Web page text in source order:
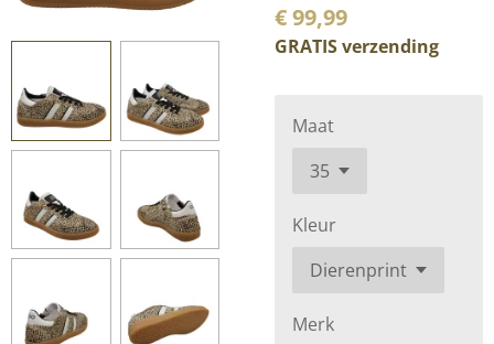
€ 99,99
GRATIS verzending
Maat
Kleur
Merk